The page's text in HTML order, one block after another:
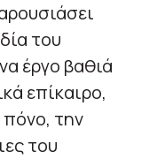
του
έργο βαθιά
επίκαιρο,
την
του